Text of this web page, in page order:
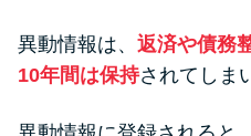
異動情報は、 返済や債務
10年間は保持されてしま